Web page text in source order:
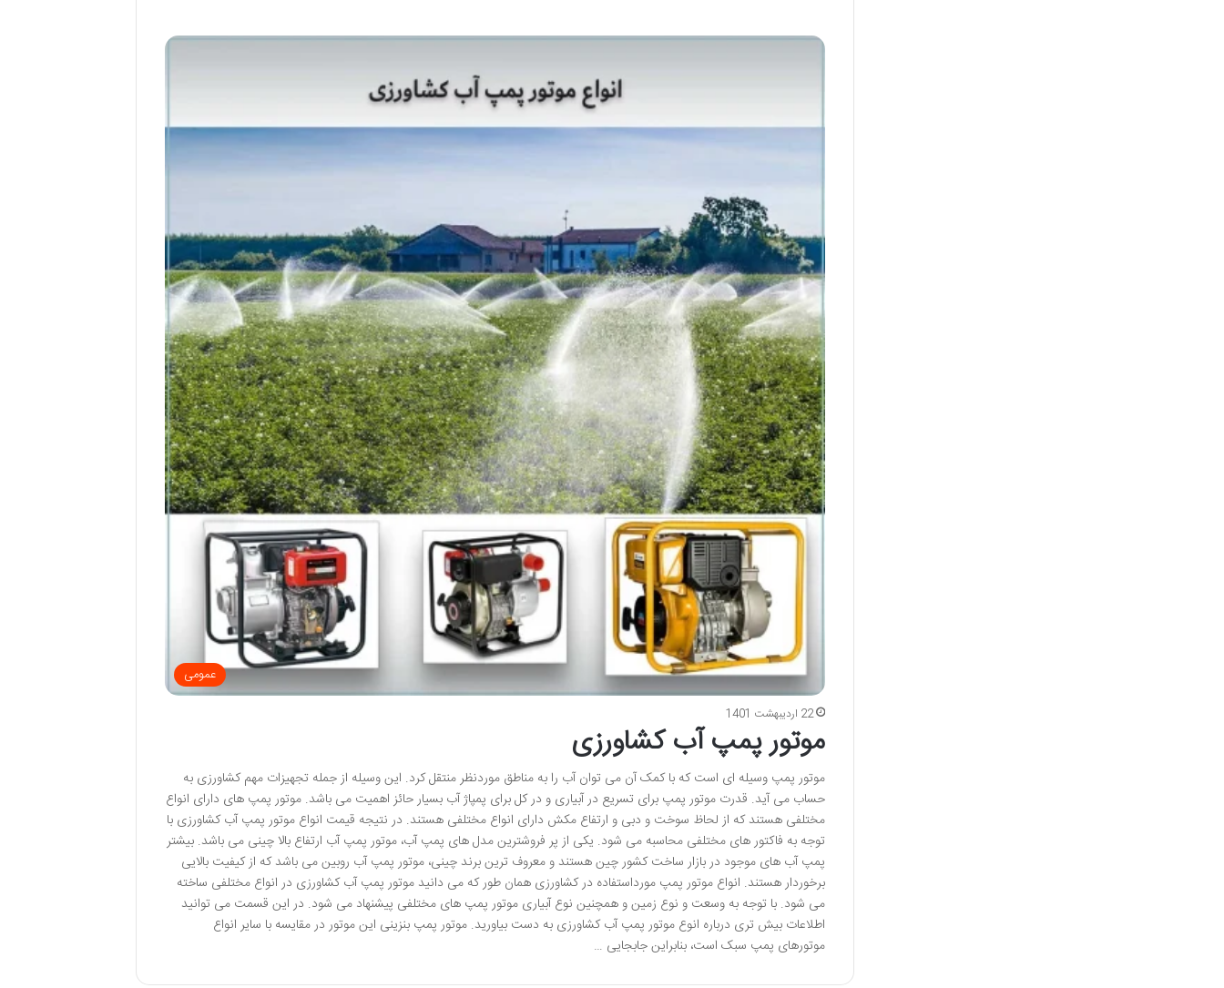
عمومی
22 اردیبهشت 1401
موتور پمپ آب ‌کشاورزی
موتور پمپ وسیله ای است که با کمک آن می توان آب را به مناطق موردنظر منتقل کرد. این وسیله از جمله تجهیزات مهم کشاورزی به
حساب می آید. قدرت موتور پمپ برای تسریع در آبیاری و در کل برای پمپاژ آب بسیار حائز اهمیت می باشد. موتور پمپ های دارای انواع
مختلفی هستند که از لحاظ سوخت و دبی و ارتفاع مکش دارای انواع مختلفی هستند. در نتیجه قیمت انواع موتور پمپ آب کشاورزی با
توجه به فاکتور های مختلفی محاسبه می شود. یکی از پر فروشترین مدل های پمپ آب، موتور پمپ آب ارتفاع بالا چینی می باشد. بیشتر
پمپ آب های موجود در بازار ساخت کشور چین هستند و معروف ترین برند چینی، موتور پمپ آب روبین می باشد که از کیفیت بالایی
برخوردار هستند. انواع موتور پمپ مورداستفاده در کشاورزی همان طور که می دانید موتور پمپ آب کشاورزی در انواع مختلفی ساخته
می شود. با توجه به وسعت و نوع زمین و همچنین نوع آبیاری موتور پمپ های مختلفی پیشنهاد می شود. در این قسمت می توانید
اطلاعات بیش تری درباره انوع موتور پمپ آب کشاورزی به دست بیاورید. موتور پمپ بنزینی این موتور در مقایسه با سایر انواع
موتورهای پمپ سبک است، بنابراین جابجایی …